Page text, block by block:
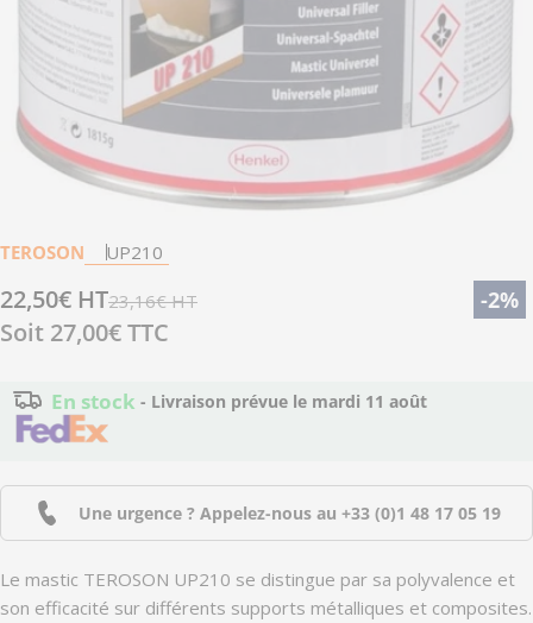
TEROSON UP210
Prix
vente
22,50€ HT
Prix
23,16€ HT -2%
Soit 27,00€TTC
En stock - Livraison prévue le mardi 11 août
Une urgence ? Appelez-nous au +33 (0)1 48 17 05 19
Le mastic TEROSON UP210 se distingue par sa polyvalence et
son efficacité sur différents supports métalliques et composites.